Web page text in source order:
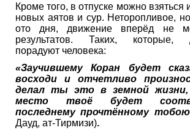
Кроме того, в отпуске можно взяться
новых аятов и сур. Неторопливое,
ото дня, движение вперёд не
результатов. Таких, которые,
порадуют человека:
«Заучившему Коран будет
восходи и отчетливо
делал ты это в земной жизни,
место твоё будет
последнему прочтённому
Дауд, ат-Тирмизи).